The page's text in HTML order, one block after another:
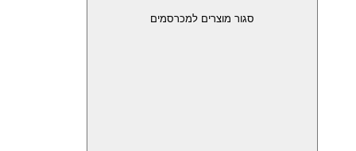
סגור מוצרים למכרסמים